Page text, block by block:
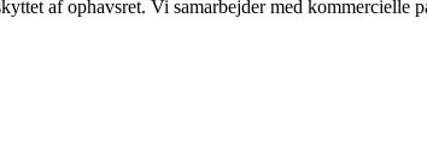
af ophavsret. Vi samarbejder med